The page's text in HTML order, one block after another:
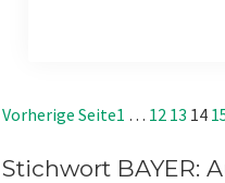
Vorherige Seite1 … 12 13 14
Stichwort BAYER: